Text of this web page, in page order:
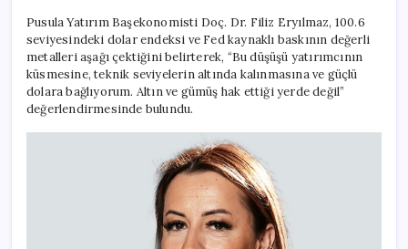
Pusula Yatırım Başekonomisti Doç. Dr. Filiz Eryılmaz, 100.6
seviyesindeki dolar endeksi ve Fed kaynaklı baskının değerli
metalleri aşağı çektiğini belirterek, “Bu düşüşü yatırımcının
küsmesine, teknik seviyelerin altında kalınmasına ve güçlü
dolara bağlıyorum. Altın ve gümüş hak ettiği yerde değil”
değerlendirmesinde bulundu.